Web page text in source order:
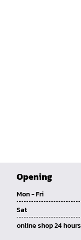
Opening
Mon - Fri
Sat
online shop 24 hours